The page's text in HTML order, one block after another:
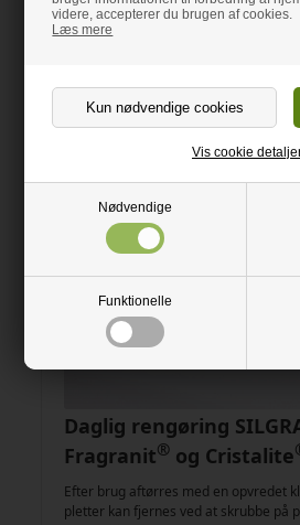
videre, accepterer du brugen af cookies.
Læs mere
Nødvendige
Funktionelle
Vis cookie
Rengøring /
Daglig rengøring
Fragranit® og Cristalite
Efter brug aftørres med en opvredet
pletter kan fjernes ved at skrubbe på